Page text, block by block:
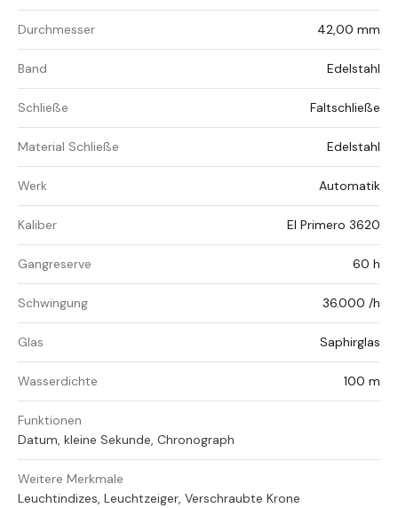
Durchmesser 42,00 mm
Band Edelstahl
Schließe Faltschließe
Material Schließe Edelstahl
Werk Automatik
Kaliber El Primero 3620
Gangreserve 60 h
Schwingung 36.000 /h
Glas Saphirglas
Wasserdichte 100 m
Funktionen
Datum, kleine Sekunde, Chronograph
Weitere Merkmale
Leuchtindizes, Leuchtzeiger, Verschraubte Krone